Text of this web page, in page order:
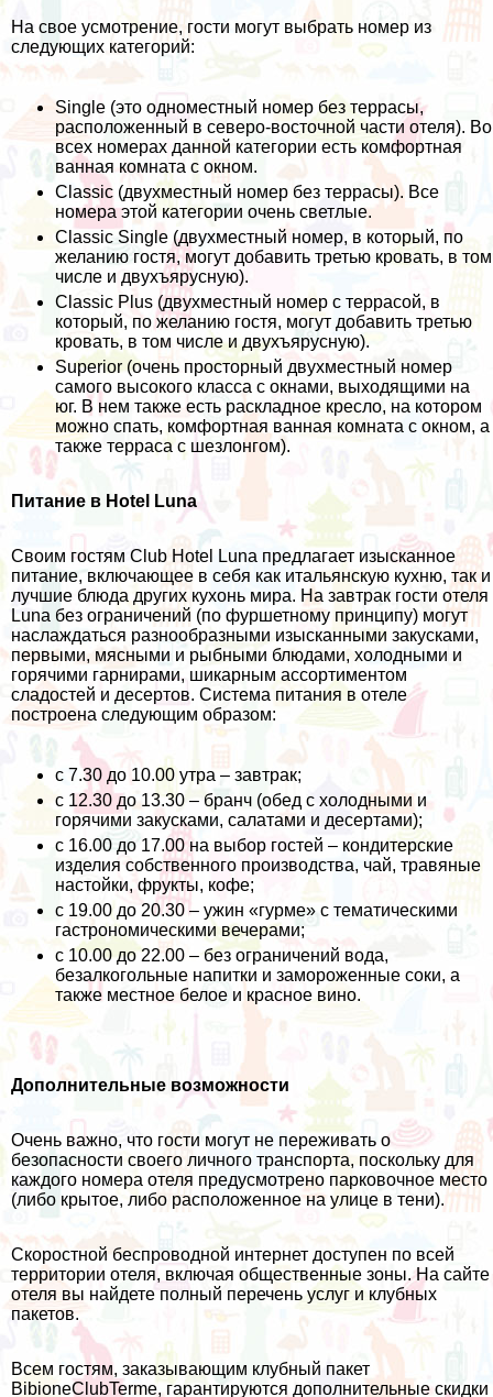
На свое усмотрение, гости могут выбрать номер из
следующих категорий:
Single (это одноместный номер без террасы,
расположенный в северо-восточной части отеля). Во
всех номерах данной категории есть комфортная
ванная комната с окном.
Classic (двухместный номер без террасы). Все
номера этой категории очень светлые.
Classic Single (двухместный номер, в который, по
желанию гостя, могут добавить третью кровать, в том
числе и двухъярусную).
Classic Plus (двухместный номер с террасой, в
который, по желанию гостя, могут добавить третью
кровать, в том числе и двухъярусную).
Superior (очень просторный двухместный номер
самого высокого класса с окнами, выходящими на
юг. В нем также есть раскладное кресло, на котором
можно спать, комфортная ванная комната с окном, а
также терраса с шезлонгом).
Питание в Hotel Luna
Своим гостям Club Hotel Luna предлагает изысканное
питание, включающее в себя как итальянскую кухню, так и
лучшие блюда других кухонь мира. На завтрак гости отеля
Luna без ограничений (по фуршетному принципу) могут
наслаждаться разнообразными изысканными закусками,
первыми, мясными и рыбными блюдами, холодными и
горячими гарнирами, шикарным ассортиментом
сладостей и десертов. Система питания в отеле
построена следующим образом:
с 7.30 до 10.00 утра – завтрак;
с 12.30 до 13.30 – бранч (обед с холодными и
горячими закусками, салатами и десертами);
с 16.00 до 17.00 на выбор гостей – кондитерские
изделия собственного производства, чай, травяные
настойки, фрукты, кофе;
с 19.00 до 20.30 – ужин «гурме» с тематическими
гастрономическими вечерами;
с 10.00 до 22.00 – без ограничений вода,
безалкогольные напитки и замороженные соки, а
также местное белое и красное вино.
Дополнительные возможности
Очень важно, что гости могут не переживать о
безопасности своего личного транспорта, поскольку для
каждого номера отеля предусмотрено парковочное место
(либо крытое, либо расположенное на улице в тени).
Скоростной беспроводной интернет доступен по всей
территории отеля, включая общественные зоны. На сайте
отеля вы найдете полный перечень услуг и клубных
пакетов.
Всем гостям, заказывающим клубный пакет
BibioneClubTerme, гарантируются дополнительные скидки